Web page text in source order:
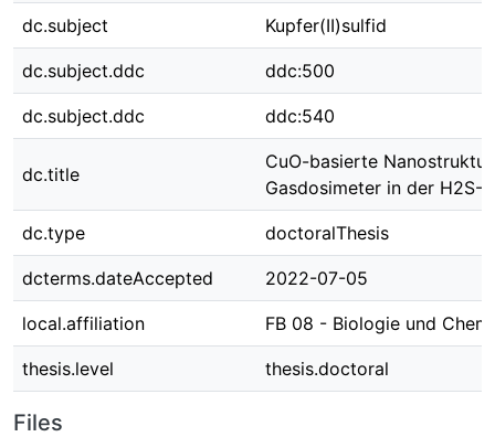
dc.subject Kupfer(II)sulfid
dc.subject.ddc ddc:500
dc.subject.ddc ddc:540
dc.title
CuO-basierte
Gasdosimeter in der H2S-
dc.type doctoralThesis
dcterms.dateAccepted 2022-07-05
local.affiliation FB 08 - Biologie und
thesis.level thesis.doctoral
Files